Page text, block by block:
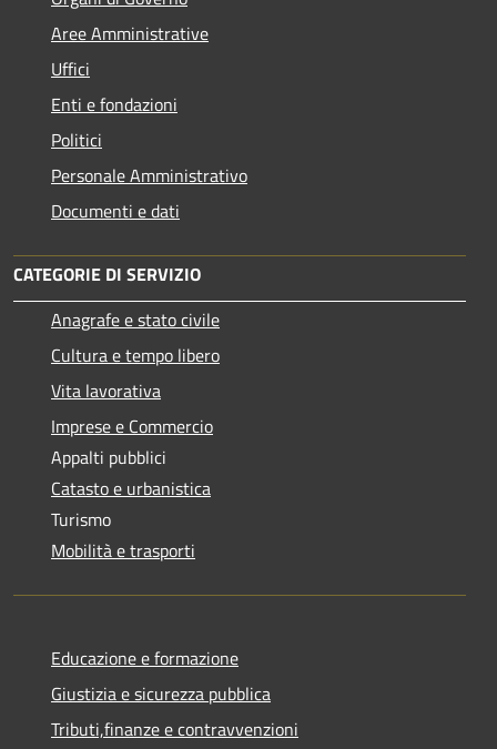
Aree Amministrative
Uffici
Enti e fondazioni
Politici
Personale Amministrativo
Documenti e dati
CATEGORIE DI SERVIZIO
Anagrafe e stato civile
Cultura e tempo libero
Vita lavorativa
Imprese e Commercio
Appalti pubblici
Catasto e urbanistica
Turismo
Mobilità e trasporti
Educazione e formazione
Giustizia e sicurezza pubblica
Tributi,finanze e contravvenzioni